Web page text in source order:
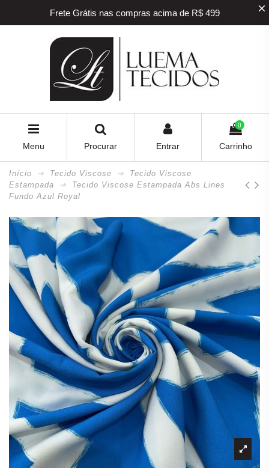
Frete Grátis nas compras acima de R$ 499
5% de desconto para pagamento via PIX e BOLETO
Frete Grátis nas compras acima de R$ 499
Menu Procurar Entrar
0
Carrinho
Início Tecido Viscose
Tecido Viscose
Estampada
Tecido Viscose Estampada Abs Lines
Fundo Azul Royal